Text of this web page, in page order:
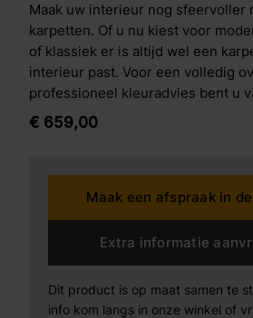
Maak uw interieur nog sfeervoller
karpetten. Of u nu kiest voor
of klassiek er is altijd wel een
interieur past. Voor een volledig
professioneel kleuradvies bent u
onze winkel.
€ 659,00
Maak een afspraak in
Extra informatie
Dit product is op maat samen te
info kom langs in onze winkel of